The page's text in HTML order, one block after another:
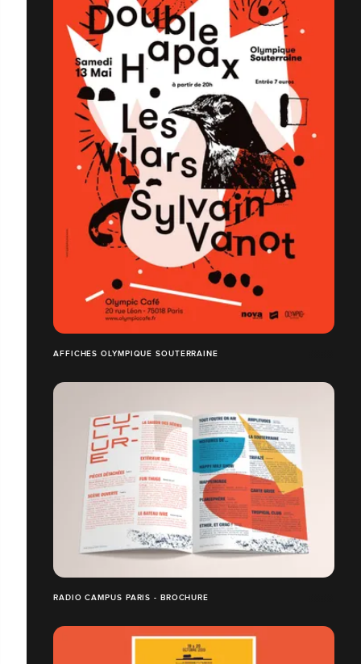
AFFICHES OLYMPIQUE SOUTERRAINE
RADIO CAMPUS PARIS - BROCHURE